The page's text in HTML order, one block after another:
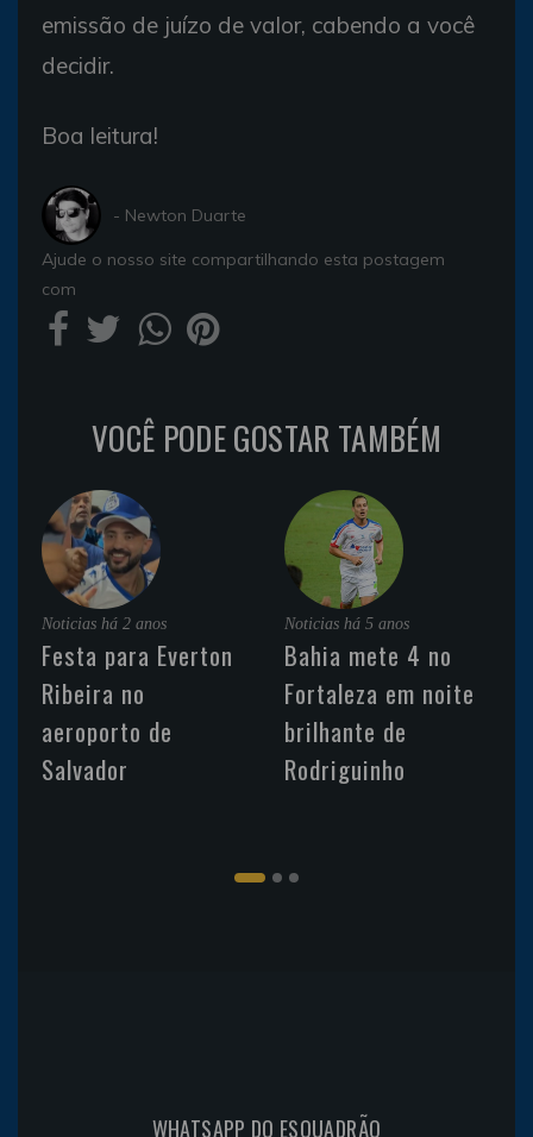
emissão de juízo de valor, cabendo a você
decidir.
Boa leitura!
- Newton Duarte
Ajude o nosso site compartilhando esta postagem
com
VOCÊ PODE GOSTAR TAMBÉM
Noticias há 2 anos
Festa para Everton
Ribeira no
aeroporto de
Salvador
Noticias há 5 anos
Bahia mete 4 no
Fortaleza em noite
brilhante de
Rodriguinho
WHATSAPP DO ESQUADRÃO